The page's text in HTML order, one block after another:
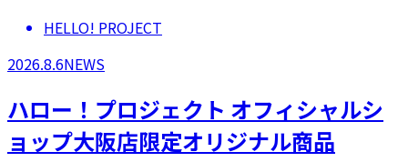
HELLO! PROJECT
2026.8.6NEWS
ハロー！プロジェクト オフィシャルシ
ョップ大阪店限定オリジナル商品